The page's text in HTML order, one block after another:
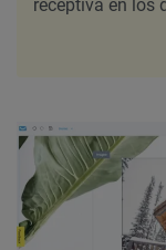
receptiva en los